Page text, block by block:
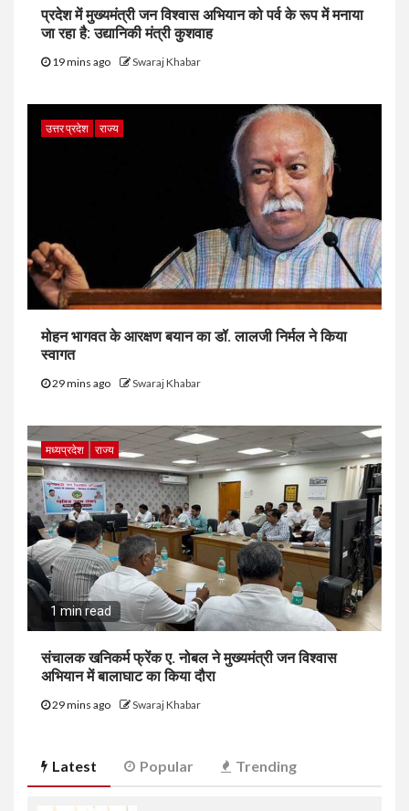
प्रदेश में मुख्यमंत्री जन विश्वास अभियान को पर्व के रूप में मनाया
जा रहा है: उद्यानिकी मंत्री कुशवाह
19 mins ago Swaraj Khabar
उत्तर प्रदेश राज्य
मोहन भागवत के आरक्षण बयान का डॉ. लालजी निर्मल ने किया
स्वागत
29 mins ago Swaraj Khabar
मध्यप्रदेश राज्य
1 min read
संचालक खनिकर्म फ्रेंक ए. नोबल ने मुख्यमंत्री जन विश्वास
अभियान में बालाघाट का किया दौरा
29 mins ago Swaraj Khabar
Latest Popular Trending